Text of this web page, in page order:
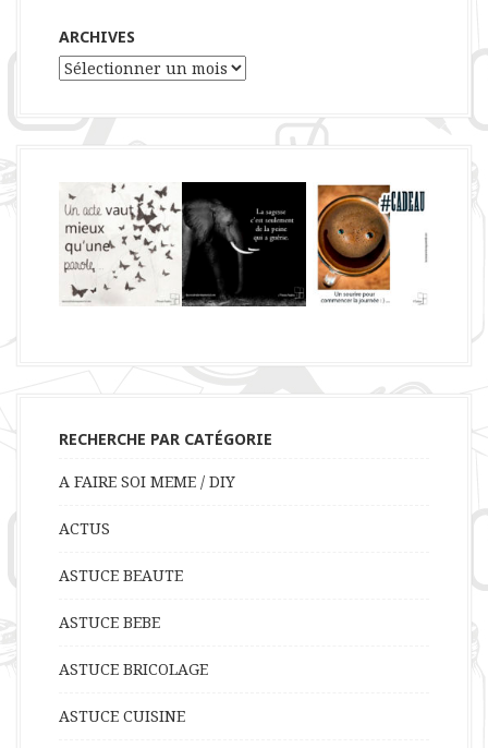
ARCHIVES
Archives
RECHERCHE PAR CATÉGORIE
A FAIRE SOI MEME / DIY
ACTUS
ASTUCE BEAUTE
ASTUCE BEBE
ASTUCE BRICOLAGE
ASTUCE CUISINE